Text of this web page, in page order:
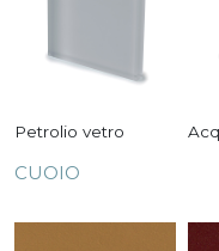
Petrolio vetro
CUOIO